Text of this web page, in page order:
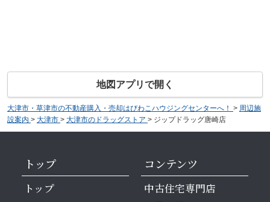
地図アプリで開く
大津市・草津市の不動産購入・売却はびわこハウジングセンターへ！ > 周辺施
設案内 > 大津市 > 大津市のドラッグストア > ジップドラッグ唐崎店
トップ
トップ
コンテンツ
中古住宅専門店